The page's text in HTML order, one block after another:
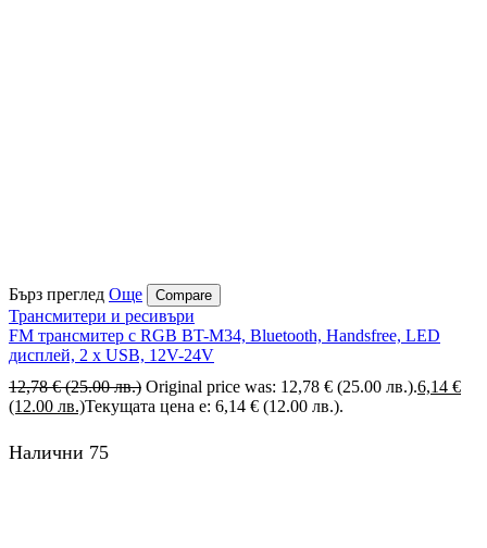
Бърз преглед Още Compare
Трансмитери и ресивъри
FM трансмитер с RGB BT-M34, Bluetooth, Handsfree, LED
дисплей, 2 x USB, 12V-24V
12,78€ (25.00 лв.) Original price was: 12,78 € (25.00 лв.).6,14 €
(12.00 лв.)Текущата цена е: 6,14 € (12.00 лв.).
Налични 75